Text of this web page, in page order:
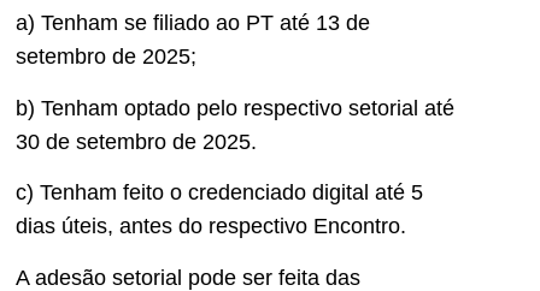
a) Tenham se filiado ao PT até 13 de
setembro de 2025;
b) Tenham optado pelo respectivo setorial até
30 de setembro de 2025.
c) Tenham feito o credenciado digital até 5
dias úteis, antes do respectivo Encontro.
A adesão setorial pode ser feita das